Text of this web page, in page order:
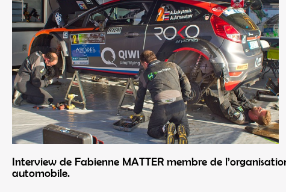
Interview de Fabienne MATTER membre de
automobile.